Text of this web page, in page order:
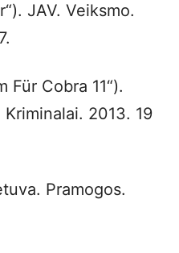
JAV. Veiksmo.
Für Cobra 11“).
2013. 19
Pramogos.